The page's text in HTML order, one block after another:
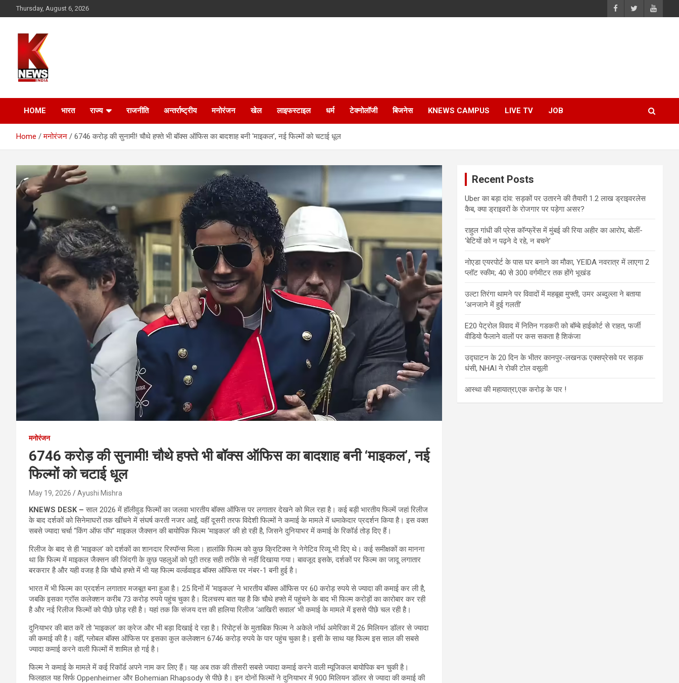
to
Thursday, August 6, 2026
HOME भारत राज्य राजनीति अन्तर्राष्ट्रीय मनोरंजन खेल लाइफस्टाइल धर्म टेक्नोलॉजी बिजनेस KNEWS CAMPUS LIVE TV JOB
Home मनोरंजन 6746 करोड़ की सुनामी! चौथे हफ्ते भी बॉक्स ऑफिस का बादशाह बनी ‘माइकल’, नई फिल्मों को चटाई धूल
मनोरंजन
6746 करोड़ की सुनामी! चौथे हफ्ते भी बॉक्स ऑफिस का बादशाह बनी ‘माइकल’, नई
फिल्मों को चटाई धूल
May 19, 2026 Ayushi Mishra
KNEWS DESK – साल 2026 में हॉलीवुड फिल्मों का जलवा भारतीय बॉक्स ऑफिस पर लगातार देखने को मिल रहा है। कई बड़ी भारतीय फिल्में जहां रिलीज
के बाद दर्शकों को सिनेमाघरों तक खींचने में संघर्ष करती नजर आईं, वहीं दूसरी तरफ विदेशी फिल्मों ने कमाई के मामले में धमाकेदार प्रदर्शन किया है। इस वक्त
सबसे ज्यादा चर्चा “किंग ऑफ पॉप” माइकल जैक्सन की बायोपिक फिल्म ‘माइकल’ की हो रही है, जिसने दुनियाभर में कमाई के रिकॉर्ड तोड़ दिए हैं।
रिलीज के बाद से ही ‘माइकल’ को दर्शकों का शानदार रिस्पॉन्स मिला। हालांकि फिल्म को कुछ क्रिटिक्स ने नेगेटिव रिव्यू भी दिए थे। कई समीक्षकों का मानना
था कि फिल्म में माइकल जैक्सन की जिंदगी के कुछ पहलुओं को पूरी तरह सही तरीके से नहीं दिखाया गया। बावजूद इसके, दर्शकों पर फिल्म का जादू लगातार
बरकरार है और यही वजह है कि चौथे हफ्ते में भी यह फिल्म वर्ल्डवाइड बॉक्स ऑफिस पर नंबर-1 बनी हुई है।
भारत में भी फिल्म का प्रदर्शन लगातार मजबूत बना हुआ है। 25 दिनों में ‘माइकल’ ने भारतीय बॉक्स ऑफिस पर 60 करोड़ रुपये से ज्यादा की कमाई कर ली है,
जबकि इसका ग्रॉस कलेक्शन करीब 73 करोड़ रुपये पहुंच चुका है। दिलचस्प बात यह है कि चौथे हफ्ते में पहुंचने के बाद भी फिल्म करोड़ों का कारोबार कर रही
है और नई रिलीज फिल्मों को पीछे छोड़ रही है। यहां तक कि संजय दत्त की हालिया रिलीज ‘आखिरी सवाल’ भी कमाई के मामले में इससे पीछे चल रही है।
दुनियाभर की बात करें तो ‘माइकल’ का क्रेज और भी बड़ा दिखाई दे रहा है। रिपोर्ट्स के मुताबिक फिल्म ने अकेले नॉर्थ अमेरिका में 26 मिलियन डॉलर से ज्यादा
की कमाई की है। वहीं, ग्लोबल बॉक्स ऑफिस पर इसका कुल कलेक्शन 6746 करोड़ रुपये के पार पहुंच चुका है। इसी के साथ यह फिल्म इस साल की सबसे
ज्यादा कमाई करने वाली फिल्मों में शामिल हो गई है।
फिल्म ने कमाई के मामले में कई रिकॉर्ड अपने नाम कर लिए हैं। यह अब तक की तीसरी सबसे ज्यादा कमाई करने वाली म्यूजिकल बायोपिक बन चुकी है।
फिलहाल यह सिर्फ Oppenheimer और Bohemian Rhapsody से पीछे है। इन दोनों फिल्मों ने दुनियाभर में 900 मिलियन डॉलर से ज्यादा की कमाई की
Recent Posts
Uber का बड़ा दांव: सड़कों पर उतारने की तैयारी 1.2 लाख ड्राइवरलेस
कैब, क्या ड्राइवरों के रोजगार पर पड़ेगा असर?
राहुल गांधी की प्रेस कॉन्फ्रेंस में मुंबई की रिया अहीर का आरोप, बोलीं-
‘बेटियों को न पढ़ने दे रहे, न बचने’
नोएडा एयरपोर्ट के पास घर बनाने का मौका, YEIDA नवरात्र में लाएगा 2
प्लॉट स्कीम; 40 से 300 वर्गमीटर तक होंगे भूखंड
उल्टा तिरंगा थामने पर विवादों में महबूबा मुफ्ती, उमर अब्दुल्ला ने बताया
‘अनजाने में हुई गलती’
E20 पेट्रोल विवाद में नितिन गडकरी को बॉम्बे हाईकोर्ट से राहत, फर्जी
वीडियो फैलाने वालों पर कस सकता है शिकंजा
उद्घाटन के 20 दिन के भीतर कानपुर-लखनऊ एक्सप्रेसवे पर सड़क
धंसी, NHAI ने रोकी टोल वसूली
आस्था की महायात्रा,एक करोड़ के पार !